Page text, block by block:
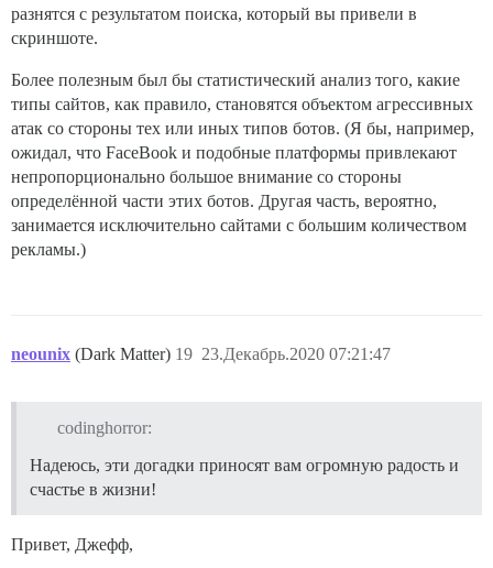
разнятся с результатом поиска, который вы привели в
скриншоте.
Более полезным был бы статистический анализ того, какие
типы сайтов, как правило, становятся объектом агрессивных
атак со стороны тех или иных типов ботов. (Я бы, например,
ожидал, что FaceBook и подобные платформы привлекают
непропорционально большое внимание со стороны
определённой части этих ботов. Другая часть, вероятно,
занимается исключительно сайтами с большим количеством
рекламы.)
neounix (Dark Matter) 23.Декабрь.2020 07:21:47
19
codinghorror:
Надеюсь, эти догадки приносят вам огромную радость и
счастье в жизни!
Привет, Джефф,